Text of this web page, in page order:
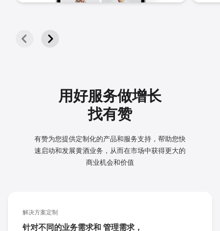
用好服务做增长
找有赞
有赞为您提供定制化的产品和服务支持，帮助您快
速启动和发展黄酒业务，从而在市场中获得更大的
商业机会和价值
解决方案定制
针对不同的业务需求和 管理需求，